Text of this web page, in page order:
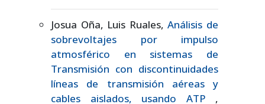
Josua Oña, Luis Ruales,Análisis de
sobrevoltajes por impulso
atmosférico en sistemas de
Transmisión con discontinuidades
líneas de transmisión aéreas y
cables aislados, usando ATP ,